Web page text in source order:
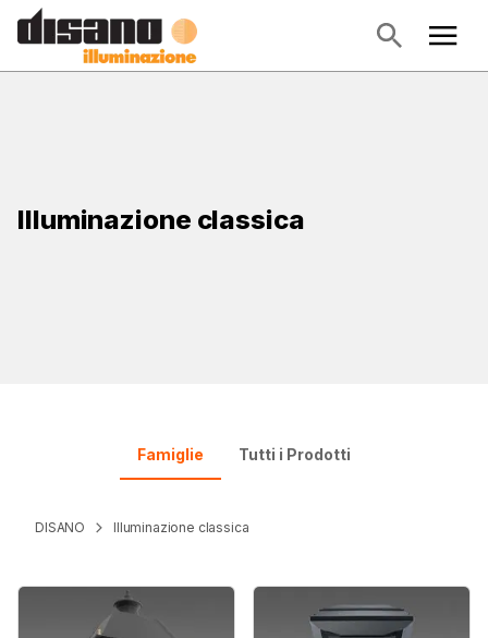
Illuminazione classica
Famiglie Tutti i Prodotti
DISANO Illuminazione classica